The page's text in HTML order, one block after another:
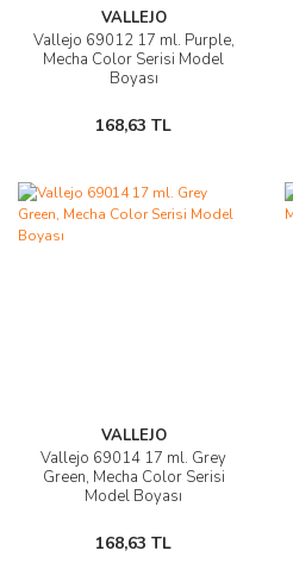
VALLEJO
Vallejo 69012 17 ml. Purple,
Mecha Color Serisi Model
Boyası
168,63 TL
VALLEJO
Vallejo 69014 17 ml. Grey
Green, Mecha Color Serisi
Model Boyası
168,63 TL